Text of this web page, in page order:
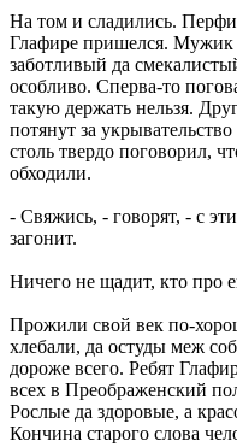
На том и сладились.
Глафире пришелся. Мужик
заботливый да
особливо. Сперва-то
такую держать нельзя.
потянут за
столь твердо поговорил,
обходили.
- Свяжись, - говорят, - с
загонит.
Ничего не щадит, кто про
Прожили свой век по-
хлебали, да остуды меж
дороже всего. Ребят
всех в Преображенский
Рослые да здоровые, а
Кончина старого слова